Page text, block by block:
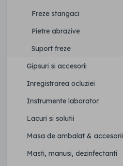
Freze stangaci
Pietre abrazive
Suport freze
Gipsuri si accesorii
Inregistrarea ocluziei
Instrumente laborator
Lacuri si solutii
Masa de ambalat & accesorii
Masti, manusi, dezinfectanti